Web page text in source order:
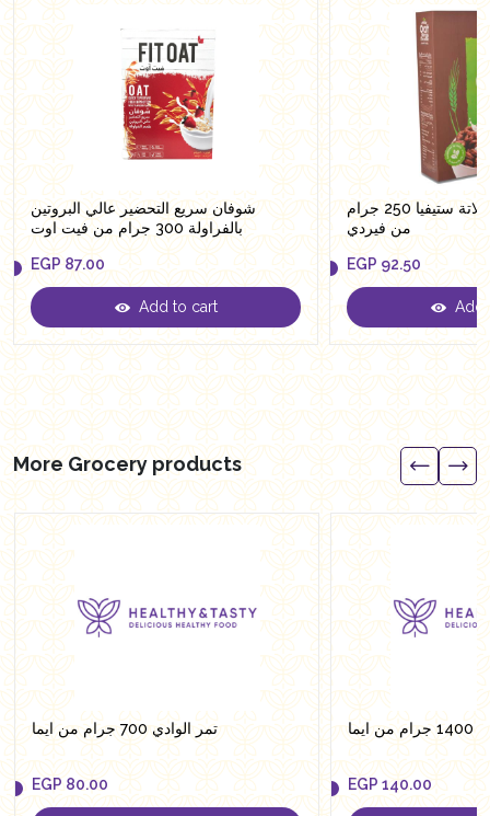
شوفان سريع التحضير عالي البروتين
بالفراولة 300 جرام من فيت اوت
EGP
EGP 87.00
Add to cart
حلقات شوفان شيكولاتة ستيفيا 250 جرام
من فيردي
EGP
EGP 92.50
Add
More Grocery products
تمر الوادي 700 جرام من ايما
EGP 80.00
ايما
EGP 140.00